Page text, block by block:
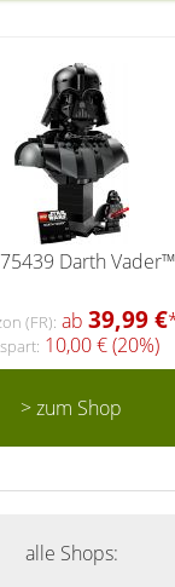
Darth
(FR): ab 39,99 €
10,00 € (20%)
> zum Shop
alle Shops: